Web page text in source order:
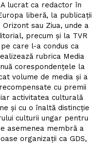
lucrat ca redactor în
liberă, la publicații
sau Ziua, unde a
precum și la TVR
care l-a condus ca
rubrica Media
corespondențele la
volume de media și a
cu premii
activitatea culturală
și cu o înaltă distincție
culturii ungar pentru
asemenea membră a
organizații ca GDS,